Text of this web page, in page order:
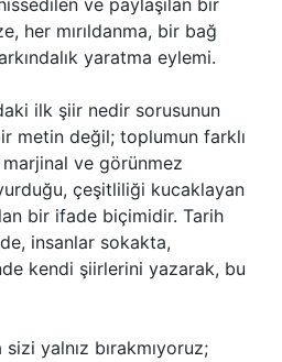
ve paylaşılan bir
her mırıldanma, bir bağ
yaratma eylemi.
ilk şiir nedir sorusunun
metin değil; toplumun farklı
ve görünmez
çeşitliliği kucaklayan
bir ifade biçimidir. Tarih
insanlar sokakta,
kendi şiirlerini yazarak, bu
sizi yalnız bırakmıyoruz;